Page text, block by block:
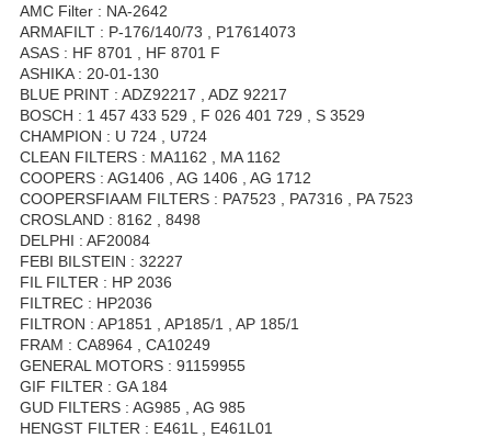
AMC Filter : NA-2642
ARMAFILT : P-176/140/73 , P17614073
ASAS : HF 8701 , HF 8701 F
ASHIKA : 20-01-130
BLUE PRINT : ADZ92217 , ADZ 92217
BOSCH : 1 457 433 529 , F 026 401 729 , S 3529
CHAMPION : U 724 , U724
CLEAN FILTERS : MA1162 , MA 1162
COOPERS : AG1406 , AG 1406 , AG 1712
COOPERSFIAAM FILTERS : PA7523 , PA7316 , PA 7523
CROSLAND : 8162 , 8498
DELPHI : AF20084
FEBI BILSTEIN : 32227
FIL FILTER : HP 2036
FILTREC : HP2036
FILTRON : AP1851 , AP185/1 , AP 185/1
FRAM : CA8964 , CA10249
GENERAL MOTORS : 91159955
GIF FILTER : GA 184
GUD FILTERS : AG985 , AG 985
HENGST FILTER : E461L , E461L01